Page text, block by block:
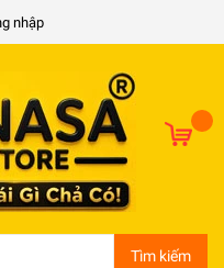
nhập
Tìm kiếm